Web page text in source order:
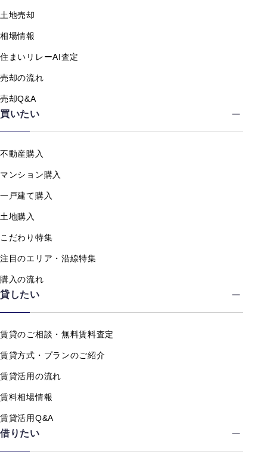
土地売却
相場情報
住まいリレーAI査定
売却の流れ
売却Q&A
買いたい
不動産購入
マンション購入
一戸建て購入
土地購入
こだわり特集
注目のエリア・沿線特集
購入の流れ
貸したい
賃貸のご相談・無料賃料査定
賃貸方式・プランのご紹介
賃貸活用の流れ
賃料相場情報
賃貸活用Q&A
借りたい